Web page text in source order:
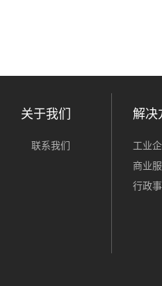
关于我们
联系我们
解决
工业
商业
行政